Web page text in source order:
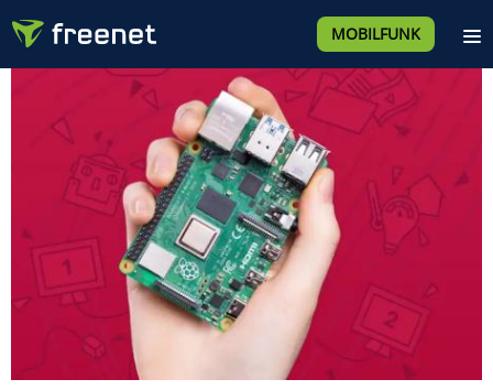
MOBILFUNK